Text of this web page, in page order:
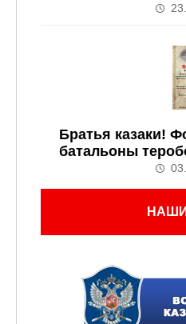
Братья казаки!
батальоны